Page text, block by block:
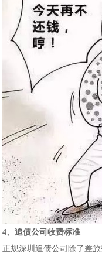
4、追债公司收费标准
正规深圳追债公司除了差